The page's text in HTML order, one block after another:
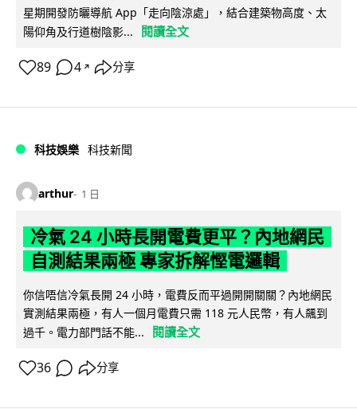
星期開發防曬導航 App「走向陰涼處」，結合建築物高度、太
陽仰角及行道樹陰影...
閱讀全文
89 4 ↗ 分享
科技娛樂 科技新聞
arthur 1 日
冷氣 24 小時長開電費更平？內地網民
自測結果兩極 專家拆解慳電邏輯
你信唔信冷氣長開 24 小時，電費反而平過開開關關？內地網民
實測結果兩極，有人一個月電費只需 118 元人民幣，有人飆到
過千。電力部門話不能...
閱讀全文
36 分享